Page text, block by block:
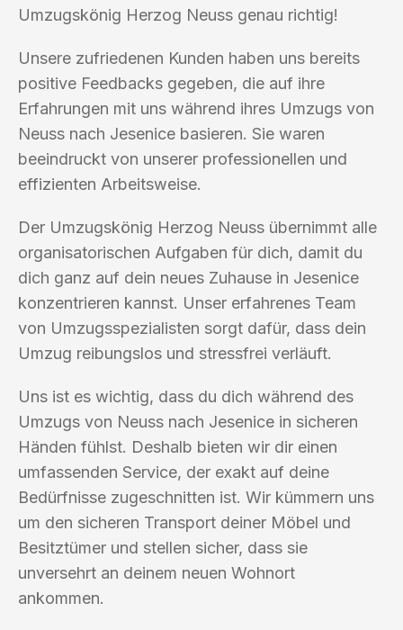
Umzugskönig Herzog Neuss genau richtig!
Unsere zufriedenen Kunden haben uns bereits
positive Feedbacks gegeben, die auf ihre
Erfahrungen mit uns während ihres Umzugs von
Neuss nach Jesenice basieren. Sie waren
beeindruckt von unserer professionellen und
effizienten Arbeitsweise.
Der Umzugskönig Herzog Neuss übernimmt alle
organisatorischen Aufgaben für dich, damit du
dich ganz auf dein neues Zuhause in Jesenice
konzentrieren kannst. Unser erfahrenes Team
von Umzugsspezialisten sorgt dafür, dass dein
Umzug reibungslos und stressfrei verläuft.
Uns ist es wichtig, dass du dich während des
Umzugs von Neuss nach Jesenice in sicheren
Händen fühlst. Deshalb bieten wir dir einen
umfassenden Service, der exakt auf deine
Bedürfnisse zugeschnitten ist. Wir kümmern uns
um den sicheren Transport deiner Möbel und
Besitztümer und stellen sicher, dass sie
unversehrt an deinem neuen Wohnort
ankommen.